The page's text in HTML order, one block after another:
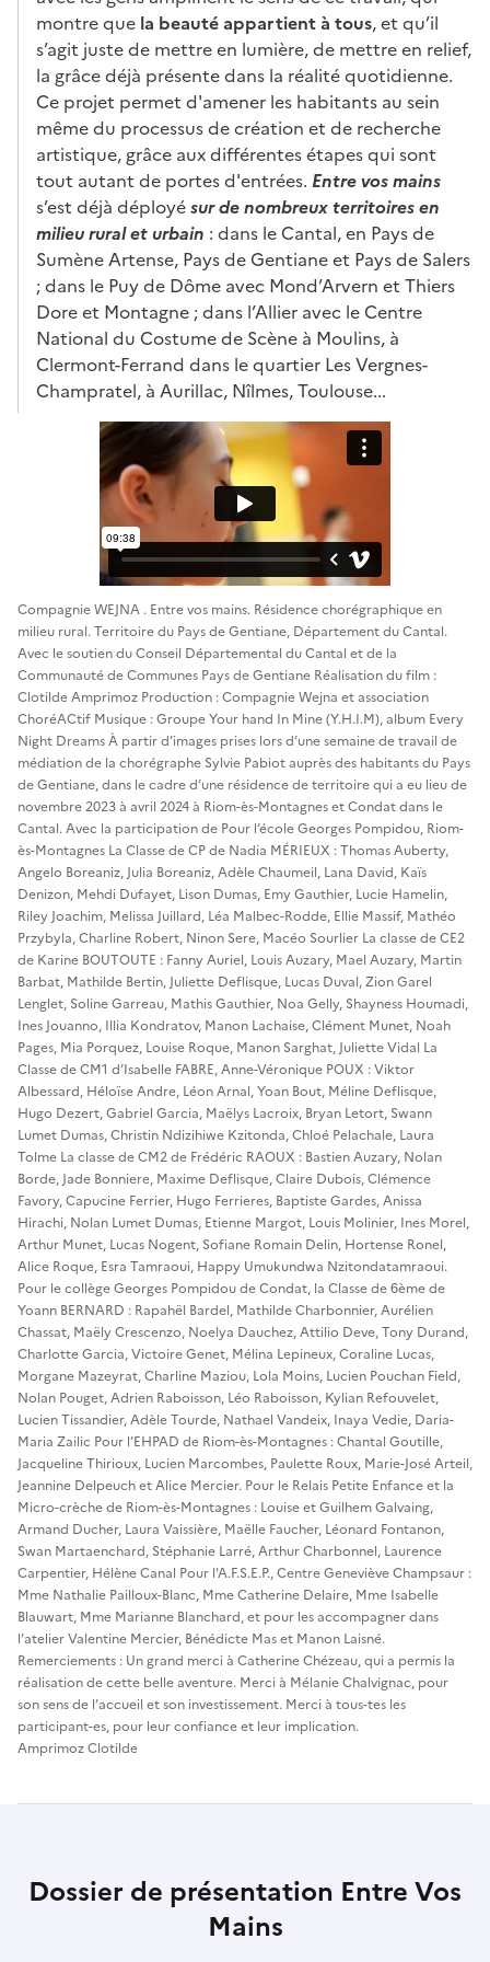
montre que la beauté appartient à tous, et qu’il
s’agit juste de mettre en lumière, de mettre en relief,
la grâce déjà présente dans la réalité quotidienne.
Ce projet permet d'amener les habitants au sein
même du processus de création et de recherche
artistique, grâce aux différentes étapes qui sont
tout autant de portes d'entrées. Entre vos mains
s’est déjà déployésur de nombreux territoires en
milieu rural et urbain : dans le Cantal, en Pays de
Sumène Artense, Pays de Gentiane et Pays de Salers
; dans le Puy de Dôme avec Mond’Arvern et Thiers
Dore et Montagne ; dans l’Allier avec le Centre
National du Costume de Scène à Moulins, à
Clermont-Ferrand dans le quartier Les Vergnes-
Champratel, à Aurillac, Nîlmes, Toulouse...
Compagnie WEJNA . Entre vos mains. Résidence chorégraphique en
milieu rural. Territoire du Pays de Gentiane, Département du Cantal.
Avec le soutien du Conseil Départemental du Cantal et de la
Communauté de Communes Pays de Gentiane Réalisation du film :
Clotilde Amprimoz Production : Compagnie Wejna et association
ChoréACtif Musique : Groupe Your hand In Mine (Y.H.I.M), album Every
Night Dreams À partir d’images prises lors d’une semaine de travail de
médiation de la chorégraphe Sylvie Pabiot auprès des habitants du Pays
de Gentiane, dans le cadre d’une résidence de territoire qui a eu lieu de
novembre 2023 à avril 2024 à Riom-ès-Montagnes et Condat dans le
Cantal. Avec la participation de Pour l’école Georges Pompidou, Riom-
ès-Montagnes La Classe de CP de Nadia MÉRIEUX : Thomas Auberty,
Angelo Boreaniz, Julia Boreaniz, Adèle Chaumeil, Lana David, Kaïs
Denizon, Mehdi Dufayet, Lison Dumas, Emy Gauthier, Lucie Hamelin,
Riley Joachim, Melissa Juillard, Léa Malbec-Rodde, Ellie Massif, Mathéo
Przybyla, Charline Robert, Ninon Sere, Macéo Sourlier La classe de CE2
de Karine BOUTOUTE : Fanny Auriel, Louis Auzary, Mael Auzary, Martin
Barbat, Mathilde Bertin, Juliette Deflisque, Lucas Duval, Zion Garel
Lenglet, Soline Garreau, Mathis Gauthier, Noa Gelly, Shayness Houmadi,
Ines Jouanno, Illia Kondratov, Manon Lachaise, Clément Munet, Noah
Pages, Mia Porquez, Louise Roque, Manon Sarghat, Juliette Vidal La
Classe de CM1 d’Isabelle FABRE, Anne-Véronique POUX : Viktor
Albessard, Héloïse Andre, Léon Arnal, Yoan Bout, Méline Deflisque,
Hugo Dezert, Gabriel Garcia, Maëlys Lacroix, Bryan Letort, Swann
Lumet Dumas, Christin Ndizihiwe Kzitonda, Chloé Pelachale, Laura
Tolme La classe de CM2 de Frédéric RAOUX : Bastien Auzary, Nolan
Borde, Jade Bonniere, Maxime Deflisque, Claire Dubois, Clémence
Favory, Capucine Ferrier, Hugo Ferrieres, Baptiste Gardes, Anissa
Hirachi, Nolan Lumet Dumas, Etienne Margot, Louis Molinier, Ines Morel,
Arthur Munet, Lucas Nogent, Sofiane Romain Delin, Hortense Ronel,
Alice Roque, Esra Tamraoui, Happy Umukundwa Nzitondatamraoui.
Pour le collège Georges Pompidou de Condat, la Classe de 6ème de
Yoann BERNARD : Rapahël Bardel, Mathilde Charbonnier, Aurélien
Chassat, Maëly Crescenzo, Noelya Dauchez, Attilio Deve, Tony Durand,
Charlotte Garcia, Victoire Genet, Mélina Lepineux, Coraline Lucas,
Morgane Mazeyrat, Charline Maziou, Lola Moins, Lucien Pouchan Field,
Nolan Pouget, Adrien Raboisson, Léo Raboisson, Kylian Refouvelet,
Lucien Tissandier, Adèle Tourde, Nathael Vandeix, Inaya Vedie, Daria-
Maria Zailic Pour l’EHPAD de Riom-ès-Montagnes : Chantal Goutille,
Jacqueline Thirioux, Lucien Marcombes, Paulette Roux, Marie-José Arteil,
Jeannine Delpeuch et Alice Mercier. Pour le Relais Petite Enfance et la
Micro-crèche de Riom-ès-Montagnes : Louise et Guilhem Galvaing,
Armand Ducher, Laura Vaissière, Maëlle Faucher, Léonard Fontanon,
Swan Martaenchard, Stéphanie Larré, Arthur Charbonnel, Laurence
Carpentier, Hélène Canal Pour l'A.F.S.E.P., Centre Geneviève Champsaur :
Mme Nathalie Pailloux-Blanc, Mme Catherine Delaire, Mme Isabelle
Blauwart, Mme Marianne Blanchard, et pour les accompagner dans
l’atelier Valentine Mercier, Bénédicte Mas et Manon Laisné.
Remerciements : Un grand merci à Catherine Chézeau, qui a permis la
réalisation de cette belle aventure. Merci à Mélanie Chalvignac, pour
son sens de l’accueil et son investissement. Merci à tous-tes les
participant-es, pour leur confiance et leur implication.
Amprimoz Clotilde
Dossier de présentation Entre Vos
Mains